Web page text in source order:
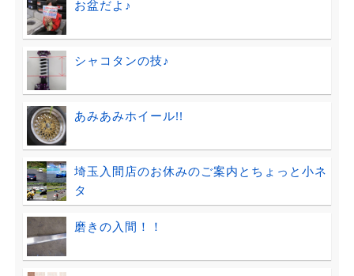
お盆だよ♪
シャコタンの技♪
あみあみホイール!!
埼玉入間店のお休みのご案内とちょっと小ネ
タ
磨きの入間！！